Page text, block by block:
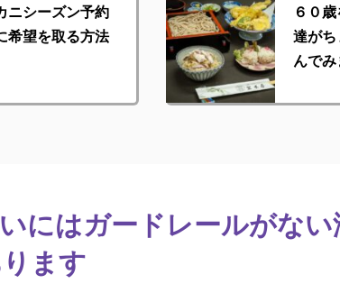
ニシーズン予約
希望を取る方法
６０
達が
んで
にはガードレールがな
ます